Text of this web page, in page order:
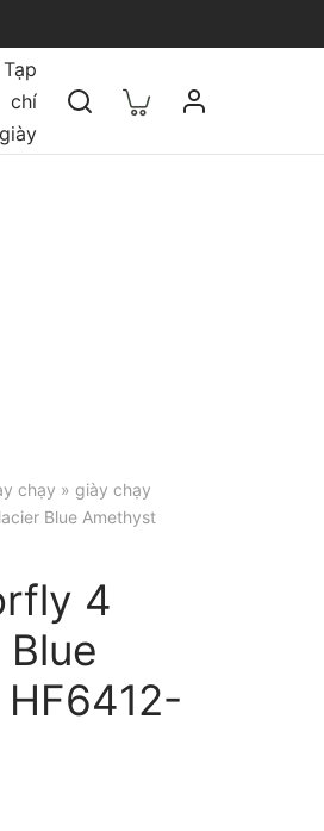
Tạp
chí
giày
chạy » giày chạy
Blue Amethyst
4
Blue